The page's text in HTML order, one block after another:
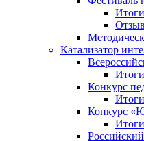
Катализатор
Конкурс
Конкурс